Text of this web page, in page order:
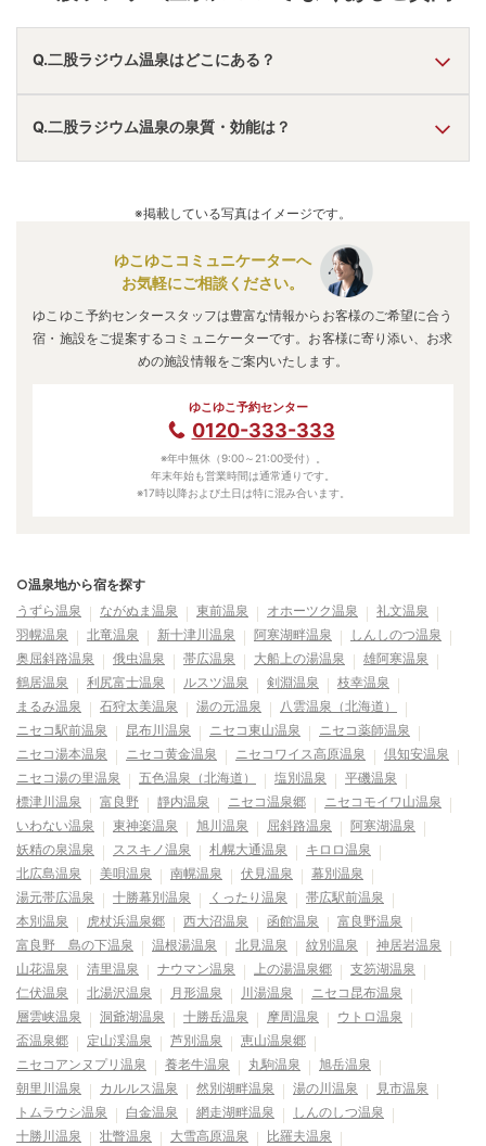
Q.二股ラジウム温泉はどこにある？
A. 二股ラジウム温泉 は、北海道山越郡長万部町
車でお越しの方は、長万部ICから車で約25分。
電車でお越しの方は、長万部駅からタクシーで約30分。
Q.二股ラジウム温泉の泉質・効能は？
り、肝臓病、胃腸病、皮膚病、糖尿病などと言われていま
※掲載している写真はイメージです。
ゆこゆこコミュニケーターへ
お気軽にご相談ください。
ゆこゆこ予約センタースタッフは豊富な情報からお客様のご希望に合う
宿・施設をご提案するコミュニケーターです。お客様に寄り添い、お求
めの施設情報をご案内いたします。
ゆこゆこ予約センター
0120-333-333
※年中無休（9:00～21:00受付）。
年末年始も営業時間は通常通りです。
※17時以降および土日は特に混み合います。
○温泉地から宿を探す
うずら温泉
ながぬま温泉 東前温泉 オホーツク温泉
礼文温泉
羽幌温泉
北竜温泉 新十津川温泉 阿寒湖畔温泉
しんしのつ温泉
奥屈斜路温泉
俄虫温泉 帯広温泉 大船上の湯温泉
雄阿寒温泉
鶴居温泉
利尻富士温泉 ルスツ温泉 剣淵温泉
枝幸温泉
まるみ温泉
石狩太美温泉 湯の元温泉
八雲温泉（北海道）
ニセコ駅前温泉
昆布川温泉 ニセコ東山温泉
ニセコ薬師温泉
ニセコ湯本温泉
ニセコ黄金温泉 ニセコワイス高原温泉
倶知安温泉
ニセコ湯の里温泉
五色温泉（北海道） 塩別温泉
平磯温泉
標津川温泉
富良野 靜内温泉 ニセコ温泉郷
ニセコモイワ山温泉
いわない温泉
東神楽温泉 旭川温泉 屈斜路温泉
阿寒湖温泉
妖精の泉温泉
ススキノ温泉 札幌大通温泉
キロロ温泉
北広島温泉
美唄温泉 南幌温泉 伏見温泉
幕別温泉
湯元帯広温泉
十勝幕別温泉 くったり温泉
帯広駅前温泉
本別温泉
虎杖浜温泉郷 西大沼温泉 函館温泉
富良野温泉
富良野 島の下温泉
温根湯温泉 北見温泉 紋別温泉
神居岩温泉
山花温泉
清里温泉 ナウマン温泉 上の湯温泉郷
支笏湖温泉
仁伏温泉
北湯沢温泉 月形温泉 川湯温泉
ニセコ昆布温泉
層雲峡温泉
洞爺湖温泉 十勝岳温泉 摩周温泉
ウトロ温泉
盃温泉郷
定山渓温泉 芦別温泉
恵山温泉郷
ニセコアンヌプリ温泉
養老牛温泉 丸駒温泉
旭岳温泉
朝里川温泉
カルルス温泉 然別湖畔温泉 湯の川温泉
見市温泉
トムラウシ温泉
白金温泉 網走湖畔温泉
しんのしつ温泉
十勝川温泉
壮瞥温泉 大雪高原温泉
比羅夫温泉